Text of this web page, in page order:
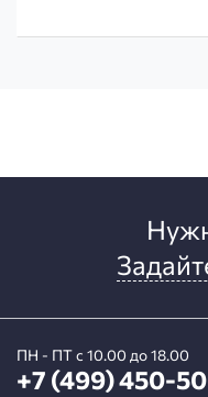
ПН - ПТ с 10.00 до 18.00
+7 (499) 450-